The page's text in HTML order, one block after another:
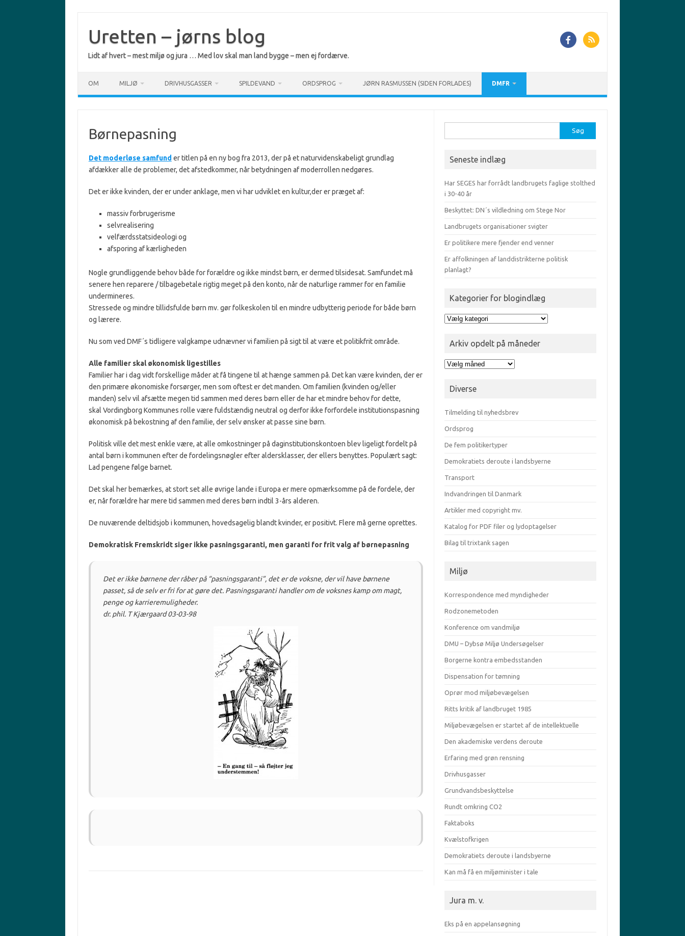
content
Uretten – jørns blog
Lidt af hvert – mest miljø og jura … Med lov skal man land bygge – men ej fordærve.
OM MILJØ DRIVHUSGASSER SPILDEVAND ORDSPROG JØRN RASMUSSEN (SIDEN FORLADES) DMFR
Børnepasning
Det moderløse samfund er titlen på en ny bog fra 2013, der på et naturvidenskabeligt grundlag
afdækker alle de problemer, det afstedkommer, når betydningen af moderrollen nedgøres.
Det er ikke kvinden, der er under anklage, men vi har udviklet en kultur,der er præget af:
massiv forbrugerisme
selvrealisering
velfærdsstatsideologi og
afsporing af kærligheden
Nogle grundliggende behov både for forældre og ikke mindst børn, er dermed tilsidesat. Samfundet må
senere hen reparere / tilbagebetale rigtig meget på den konto, når de naturlige rammer for en familie
undermineres.
Stressede og mindre tillidsfulde børn mv. gør folkeskolen til en mindre udbytterig periode for både børn
og lærere.
Nu som ved DMF´s tidligere valgkampe udnævner vi familien på sigt til at være et politikfrit område.
Alle familier skal økonomisk ligestilles
Familier har i dag vidt forskellige måder at få tingene til at hænge sammen på. Det kan være kvinden, der er
den primære økonomiske forsørger, men som oftest er det manden. Om familien (kvinden og/eller
manden) selv vil afsætte megen tid sammen med deres børn eller de har et mindre behov for dette,
skal Vordingborg Kommunes rolle være fuldstændig neutral og derfor ikke forfordele institutionspasning
økonomisk på bekostning af den familie, der selv ønsker at passe sine børn.
Politisk ville det mest enkle være, at alle omkostninger på daginstitutionskontoen blev ligeligt fordelt på
antal børn i kommunen efter de fordelingsnøgler efter aldersklasser, der ellers benyttes. Populært sagt:
Lad pengene følge barnet.
Det skal her bemærkes, at stort set alle øvrige lande i Europa er mere opmærksomme på de fordele, der
er, når forældre har mere tid sammen med deres børn indtil 3-års alderen.
De nuværende deltidsjob i kommunen, hovedsagelig blandt kvinder, er positivt. Flere må gerne oprettes.
Demokratisk Fremskridt siger ikke pasningsgaranti, men garanti for frit valg af børnepasning
Det er ikke børnene der råber på “pasningsgaranti”, det er de voksne, der vil have børnene
passet, så de selv er fri for at gøre det. Pasningsgaranti handler om de voksnes kamp om magt,
penge og karrieremuligheder.
dr. phil. T Kjærgaard 03-03-98
efter:
Seneste indlæg
Har SEGES har forrådt landbrugets faglige stolthed
i 30-40 år
Beskyttet: DN´s vildledning om Stege Nor
Landbrugets organisationer svigter
Er politikere mere fjender end venner
Er affolkningen af landdistrikterne politisk
planlagt?
Kategorier for blogindlæg
Kategorier
Arkiv opdelt på måneder
Arkiv
måneder
Diverse
Tilmelding til nyhedsbrev
Ordsprog
De fem politikertyper
Demokratiets deroute i landsbyerne
Transport
Indvandringen til Danmark
Artikler med copyright mv.
Katalog for PDF filer og lydoptagelser
Bilag til trixtank sagen
Miljø
Korrespondence med myndigheder
Rodzonemetoden
Konference om vandmiljø
DMU – Dybsø Miljø Undersøgelser
Borgerne kontra embedsstanden
Dispensation for tømning
Oprør mod miljøbevægelsen
Ritts kritik af landbruget 1985
Miljøbevægelsen er startet af de intellektuelle
Den akademiske verdens deroute
Erfaring med grøn rensning
Drivhusgasser
Grundvandsbeskyttelse
Rundt omkring CO2
Faktaboks
Kvælstofkrigen
Demokratiets deroute i landsbyerne
Kan må få en miljøminister i tale
Jura m. v.
Eks på en appelansøgning